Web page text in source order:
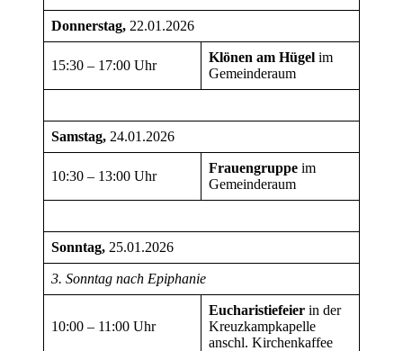
Donnerstag, 22.01.2026
15:30 – 17:00 Uhr
Klönen am Hügel im
Gemeinderaum
Samstag, 24.01.2026
10:30 – 13:00 Uhr
Frauengruppe im
Gemeinderaum
Sonntag, 25.01.2026
3. Sonntag nach Epiphanie
10:00 – 11:00 Uhr
Eucharistiefeier in der
Kreuzkampkapelle
anschl. Kirchenkaffee